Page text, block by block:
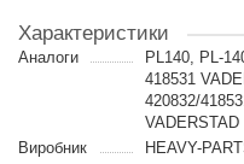
Характеристики
Аналоги
PL140, PL-
418531
420832/
VADERSTAD
Виробник
HEAVY-